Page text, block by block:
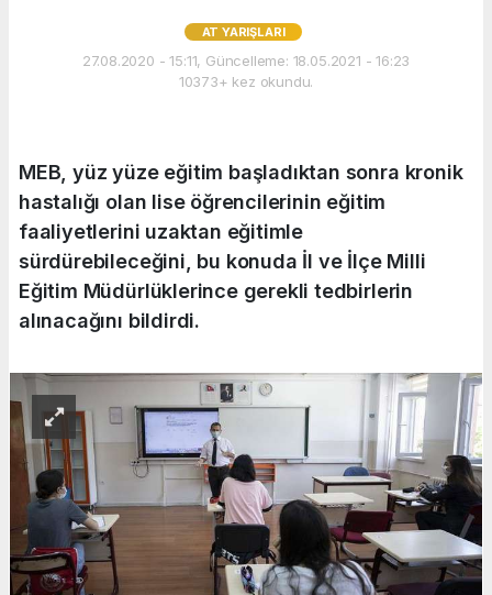
AT YARIŞLARI
27.08.2020 - 15:11, Güncelleme: 18.05.2021 - 16:23
10373+ kez okundu.
MEB, yüz yüze eğitim başladıktan sonra kronik
hastalığı olan lise öğrencilerinin eğitim
faaliyetlerini uzaktan eğitimle
sürdürebileceğini, bu konuda İl ve İlçe Milli
Eğitim Müdürlüklerince gerekli tedbirlerin
alınacağını bildirdi.